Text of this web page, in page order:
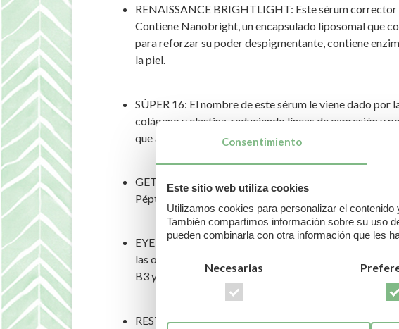
RENAISSANCE BRIGHTLIGHT: Este sérum corrector
Contiene Nanobright, un encapsulado liposomal que
para reforzar su poder despigmentante, contiene
la piel.
SÚPER 16: El nombre de este sérum le viene dado
colágeno y elastina, reduciendo líneas de expresión y
que aportan elasticidad y firmeza a la piel.
GET UP & GLOW: Un boom de energía para la piel,
Péptidos Lácteos que estimulan el aporte de oxígeno y
EYE WONDER: El sérum para contorno de ojos que
las ojeras, las líneas finas y las arrugas de expresión.
B3 y E, para activar y proteger la zona.
RESTORATION OIL: Una combinación de aceites,
Consentimiento
Este sitio web utiliza cookies
Utilizamos cookies para personalizar el
También compartimos información sobre su uso
pueden combinarla con otra información que les
Necesarias